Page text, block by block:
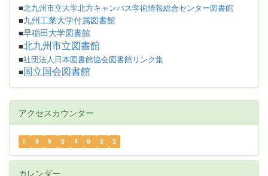
■北九州市立大学北方キャンパス学術情報総合センター図書館
■九州工業大学付属図書館
■早稲田大学図書館
■北九州市立図書館
■社団法人日本図書館協会図書館リンク集
■ 国立国会図書館
アクセスカウンター
1 0 9 8 4 8 2 2
カレンダー